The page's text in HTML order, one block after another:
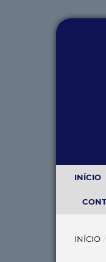
INÍCIO
INÍCIO /